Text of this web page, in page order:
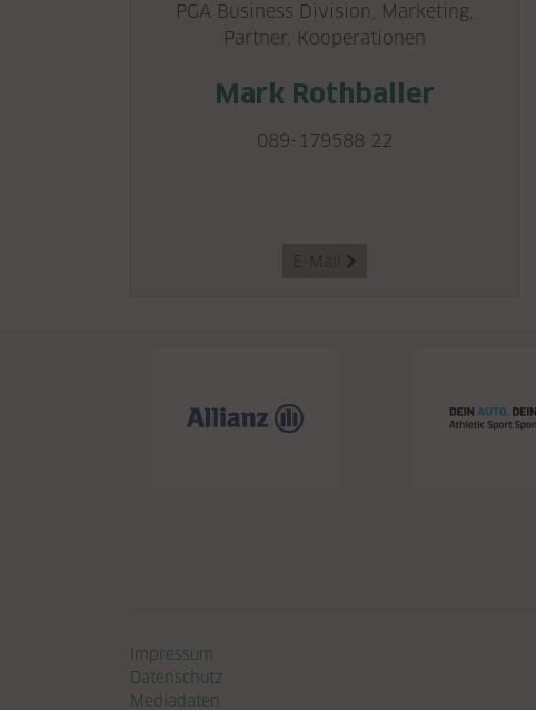
PGA Business Division, Marketing,
Partner, Kooperationen
Mark Rothballer
089-179588 22
E-Mail 
Navigation überspringen
Impressum
Datenschutz
Mediadaten